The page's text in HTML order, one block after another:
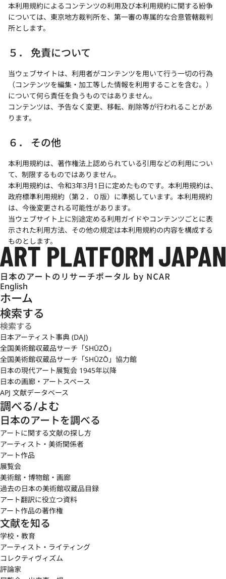
本利用規約によるコンテンツの利用及び本利用規約に関する紛争
については、東京地方裁判所を、第一審の専属的な合意管轄裁判
所とします。
５． 免責について
当ウェブサイトは、利用者がコンテンツを用いて行う一切の行為
（コンテンツを編集・加工等した情報を利用することを含む。）
について何ら責任を負うものではありません。
コンテンツは、予告なく変更、移転、削除等が行われることがあ
ります。
６． その他
本利用規約は、著作権法上認められている引用などの利用につい
て、制限するものではありません。
本利用規約は、令和3年3月1日に定めたものです。本利用規約は、
政府標準利用規約（第２．０版）に準拠しています。本利用規約
は、今後変更される可能性があります。
当ウェブサイト上に別途定める利用ガイドやコンテンツごとに表
示された利用方法、その他の規定は本利用規約の内容を構成する
ものとします。
English
ホーム
検索する
日本アーティスト事典 (DAJ)
全国美術館収蔵品サーチ「SHŪZŌ」
全国美術館収蔵品サーチ「SHŪZŌ」協力館
日本の現代アート展覧会 1945年以降
日本の画廊・アートスペース
APJ 文献データベース
調べる/よむ
日本のアートを調べる
アートに関する文献の探し方
アーティスト・美術関係者
アート作品
展覧会
美術館・博物館・画廊
過去の日本の美術館収蔵品目録
アート翻訳に役立つ資料
アート作品の著作権
文献を知る
学校・教育
アーティスト・ライティング
コレクティヴィズム
評論家